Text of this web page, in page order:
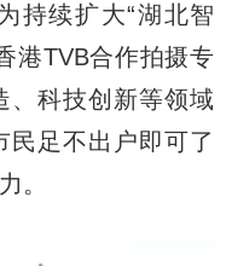
持续扩大“湖北智
港TVB合作拍摄专
、科技创新等领域
民足不出户即可了
。